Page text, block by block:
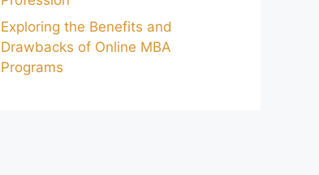
Exploring the Benefits and
Drawbacks of Online MBA
Programs